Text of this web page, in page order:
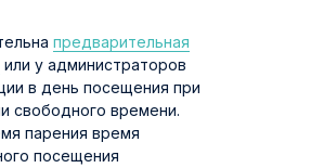
предварительная
или у администраторов
в день посещения при
свободного времени.
парения время
посещения